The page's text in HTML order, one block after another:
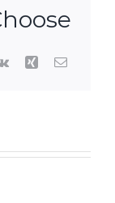
Vk Xing Email